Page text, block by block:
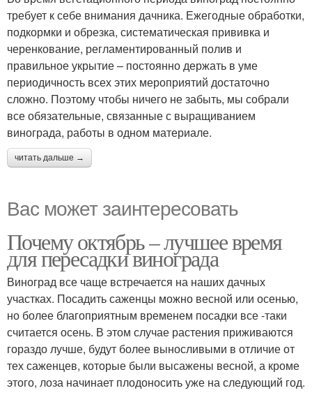
требует к себе внимания дачника. Ежегодные обработки,
подкормки и обрезка, систематическая прививка и
черенкование, регламентированный полив и
правильное укрытие – постоянно держать в уме
периодичность всех этих мероприятий достаточно
сложно. Поэтому чтобы ничего не забыть, мы собрали
все обязательные, связанные с выращиванием
винограда, работы в одном материале.
читать дальше →
Вас может заинтересовать
Почему октябрь – лучшее время
для пересадки винограда
Виноград все чаще встречается на наших дачных
участках. Посадить саженцы можно весной или осенью,
но более благоприятным временем посадки все -таки
считается осень. В этом случае растения приживаются
гораздо лучше, будут более выносливыми в отличие от
тех саженцев, которые были высажены весной, а кроме
этого, лоза начинает плодоносить уже на следующий год.